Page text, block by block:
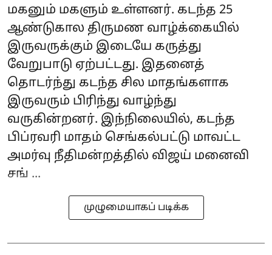
மகனும் மகளும் உள்ளனர். கடந்த 25
ஆண்டுகால திருமண வாழ்க்கையில்
இருவருக்கும் இடையே கருத்து
வேறுபாடு ஏற்பட்டது. இதனைத்
தொடர்ந்து கடந்த சில மாதங்களாக
இருவரும் பிரிந்து வாழ்ந்து
வருகின்றனர். இந்நிலையில், கடந்த
பிப்ரவரி மாதம் செங்கல்பட்டு மாவட்ட
அமர்வு நீதிமன்றத்தில் விஜய் மனைவி
சங் ...
முழுமையாகப் படிக்க